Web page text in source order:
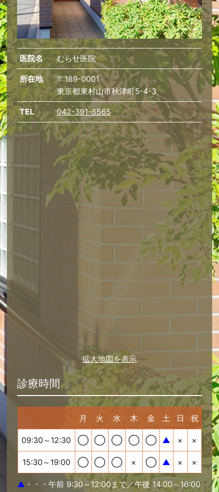
医院名 むらせ医院
所在地
〒189-0001
東京都東村山市秋津町5-4-3
TEL 042-391-8565
拡大地図を表示
診療時間
月 火 水 木 金 土 日 祝
09:30～12:30 ◯ ◯ ◯ ◯ ◯ ▲ × ×
15:30～19:00 ◯ ◯ ◯ × ◯ ▲ × ×
▲ ・・・午前 9:30～12:00まで／午後 14:00～16:00